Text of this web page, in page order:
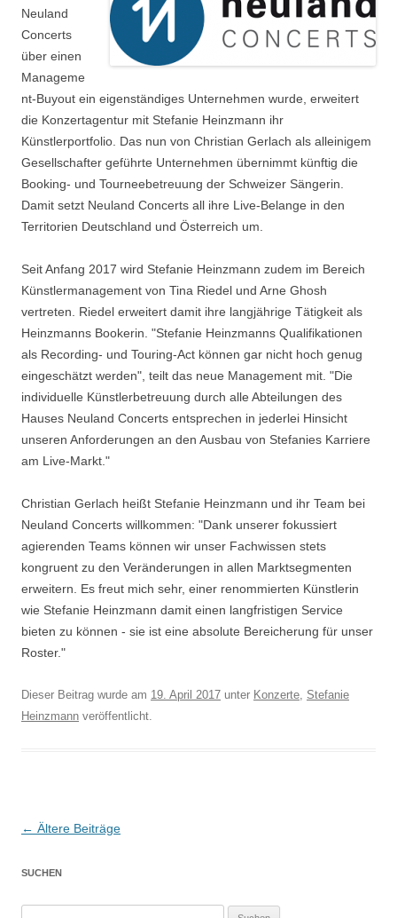
Neuland
Concerts
über einen
Manageme
nt-Buyout ein eigenständiges Unternehmen wurde, erweitert
die Konzertagentur mit Stefanie Heinzmann ihr
Künstlerportfolio. Das nun von Christian Gerlach als alleinigem
Gesellschafter geführte Unternehmen übernimmt künftig die
Booking- und Tourneebetreuung der Schweizer Sängerin.
Damit setzt Neuland Concerts all ihre Live-Belange in den
Territorien Deutschland und Österreich um.
Seit Anfang 2017 wird Stefanie Heinzmann zudem im Bereich
Künstlermanagement von Tina Riedel und Arne Ghosh
vertreten. Riedel erweitert damit ihre langjährige Tätigkeit als
Heinzmanns Bookerin. "Stefanie Heinzmanns Qualifikationen
als Recording- und Touring-Act können gar nicht hoch genug
eingeschätzt werden", teilt das neue Management mit. "Die
individuelle Künstlerbetreuung durch alle Abteilungen des
Hauses Neuland Concerts entsprechen in jederlei Hinsicht
unseren Anforderungen an den Ausbau von Stefanies Karriere
am Live-Markt."
Christian Gerlach heißt Stefanie Heinzmann und ihr Team bei
Neuland Concerts willkommen: "Dank unserer fokussiert
agierenden Teams können wir unser Fachwissen stets
kongruent zu den Veränderungen in allen Marktsegmenten
erweitern. Es freut mich sehr, einer renommierten Künstlerin
wie Stefanie Heinzmann damit einen langfristigen Service
bieten zu können - sie ist eine absolute Bereicherung für unser
Roster."
Dieser Beitrag wurde am 19. April 2017 unter Konzerte, Stefanie
Heinzmann veröffentlicht.
Beitragsnavigation
← Ältere Beiträge
SUCHEN